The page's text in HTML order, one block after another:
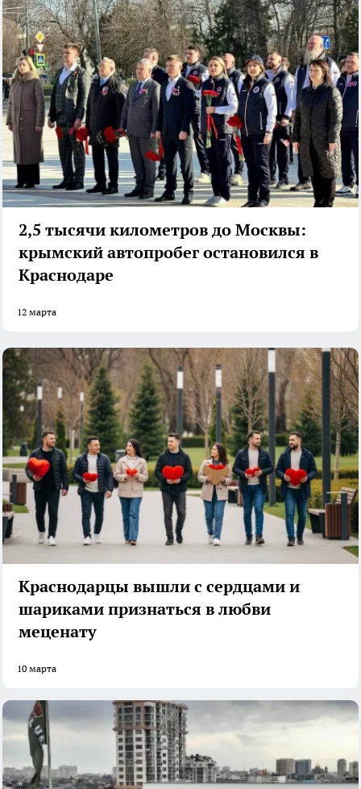
2,5 тысячи километров до Москвы:
крымский автопробег остановился в
Краснодаре
12 марта
Краснодарцы вышли с сердцами и
шариками признаться в любви
меценату
10 марта